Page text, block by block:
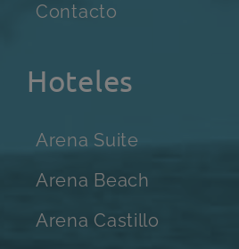
Contacto
Hoteles
Arena Suite
Arena Beach
Arena Castillo